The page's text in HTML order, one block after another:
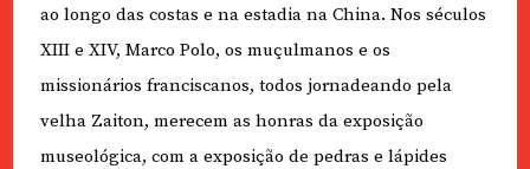
ao longo das costas e na estadia na China. Nos séculos
XIII e XIV, Marco Polo, os muçulmanos e os
missionários franciscanos, todos jornadeando pela
velha Zaiton, merecem as honras da exposição
museológica, com a exposição de pedras e lápides